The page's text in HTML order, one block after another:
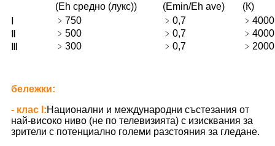
(Eh средно (лукс))
(Emin/Eh ave)
(К)
﹥750 ﹥0,7
﹥4000
﹥500 ﹥0,7
﹥4000
﹥300 ﹥0,7 ﹥2000
бележки:
- клас I:Национални и международни състезания от
най-високо ниво (не по телевизията) с изисквания за
зрители с потенциално големи разстояния за гледане.